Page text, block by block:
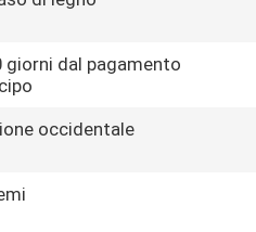
giorni dal pagamento
occidentale